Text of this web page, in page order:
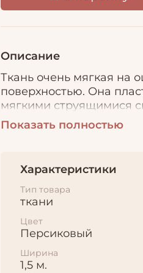
Описание
Ткань очень мягкая на
поверхностью. Она
мягкими струящимися
легкую многослойную
количеством
Показать полностью
Характеристики
Тип товара
ткани
Цвет
Персиковый
Ширина
1,5 м.